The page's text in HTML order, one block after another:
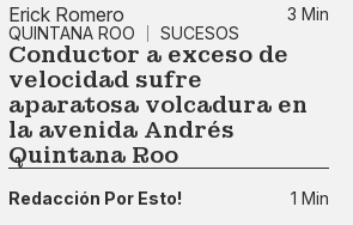
Erick Romero
3 Min
QUINTANA ROO
SUCESOS
Conductor a exceso de
velocidad sufre
aparatosa volcadura en
la avenida Andrés
Quintana Roo
Redacción Por Esto! 1 Min